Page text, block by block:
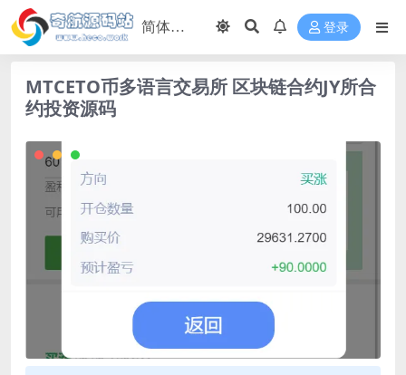
登录
MTCETO币多语言交易所 区块链合约JY所合
约投资源码